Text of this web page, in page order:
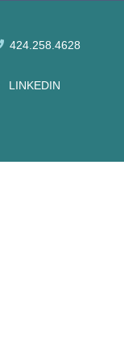
424.258.4628
LINKEDIN